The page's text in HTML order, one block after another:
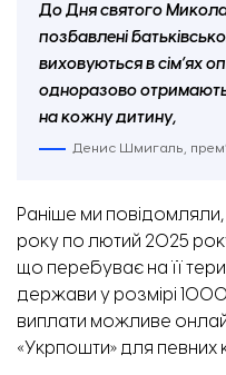
До Дня святого
позбавлені
виховуються в сім’ях
одноразово
на кожну дитину,
Денис Шмигаль,
Раніше ми
року по лютий 2025
що перебуває на її
держави у розмірі
виплати можливе
«Укрпошти» для певних